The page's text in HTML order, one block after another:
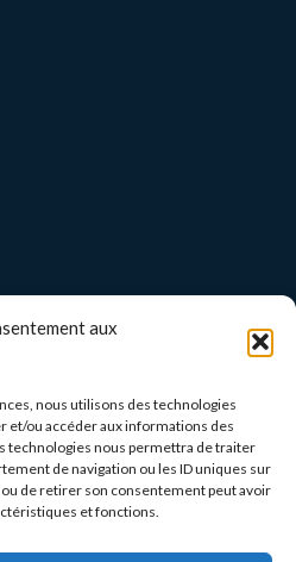
aux
nous utilisons des technologies
et/ou accéder aux informations des
technologies nous permettra de traiter
de navigation ou les ID uniques sur
ou de retirer son consentement peut avoir
et fonctions.